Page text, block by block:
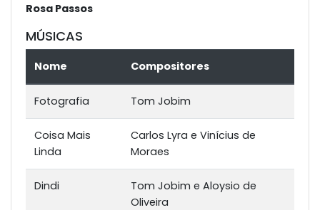
Rosa Passos
MÚSICAS
Nome Compositores
Fotografia Tom Jobim
Coisa Mais
Linda
Carlos Lyra e Vinícius de
Moraes
Dindi
Tom Jobim e Aloysio de
Oliveira